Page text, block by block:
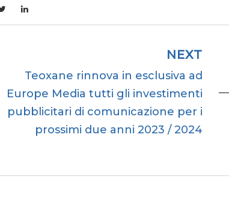
NEXT
Teoxane rinnova in esclusiva ad
Europe Media tutti gli investimenti
pubblicitari di comunicazione per i
prossimi due anni 2023 / 2024